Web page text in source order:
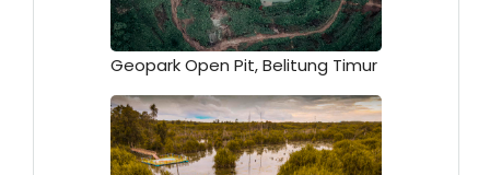
Geopark Open Pit, Belitung Timur